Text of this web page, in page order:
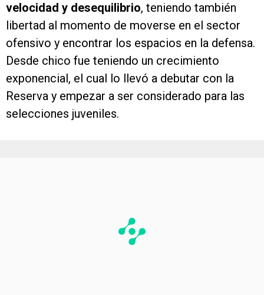
velocidad y desequilibrio, teniendo también
libertad al momento de moverse en el sector
ofensivo y encontrar los espacios en la defensa.
Desde chico fue teniendo un crecimiento
exponencial, el cual lo llevó a debutar con la
Reserva y empezar a ser considerado para las
selecciones juveniles.